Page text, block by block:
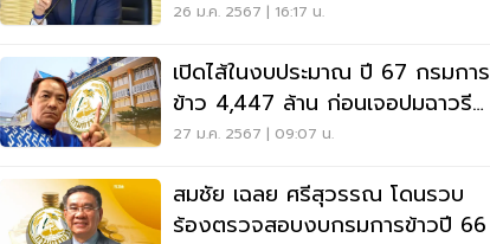
26 ม.ค. 2567 | 16:17 น.
เปิดไส้ในงบประมาณ ปี 67 กรมการ
ข้าว 4,447 ล้าน ก่อนเจอปมฉาวรีด
ทรัพย์อธิบดี
27 ม.ค. 2567 | 09:07 น.
สมชัย เฉลย ศรีสุวรรณ โดนรวบ
ร้องตรวจสอบงบกรมการข้าวปี 66